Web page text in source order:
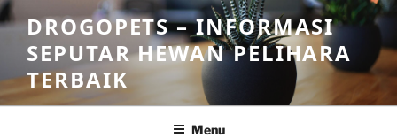
Skip
to
content
DROGOPETS – INFORMASI
SEPUTAR HEWAN PELIHARA
TERBAIK
Menu